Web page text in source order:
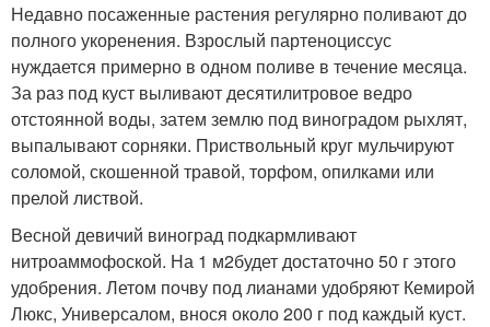
Недавно посаженные растения регулярно поливают до
полного укоренения. Взрослый партеноциссус
нуждается примерно в одном поливе в течение месяца.
За раз под куст выливают десятилитровое ведро
отстоянной воды, затем землю под виноградом рыхлят,
выпалывают сорняки. Приствольный круг мульчируют
соломой, скошенной травой, торфом, опилками или
прелой листвой.
Весной девичий виноград подкармливают
нитроаммофоской. На 1 м2будет достаточно 50 г этого
удобрения. Летом почву под лианами удобряют Кемирой
Люкс, Универсалом, внося около 200 г под каждый куст.